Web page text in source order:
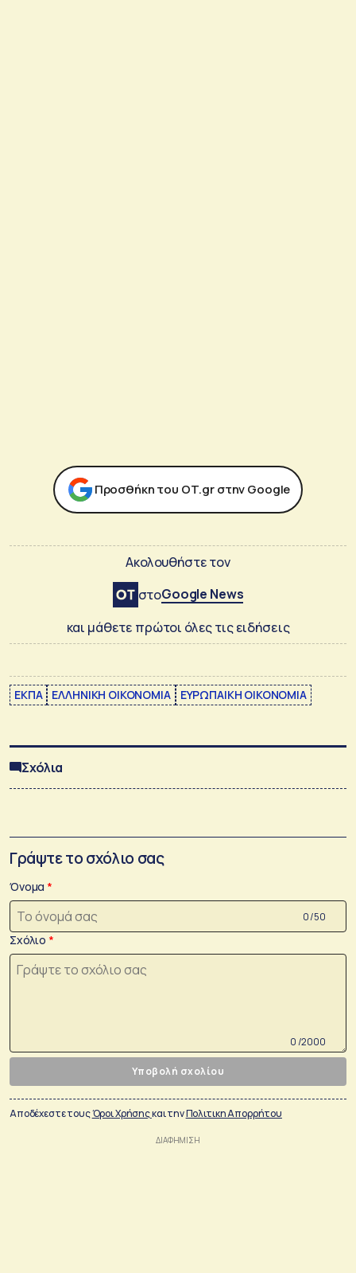
Προσθήκη του ΟΤ.gr στην Google
Ακολουθήστε τον
στοGoogle News
και μάθετε πρώτοι όλες τις ειδήσεις
ΕΚΠΑ ΕΛΛΗΝΙΚΗ ΟΙΚΟΝΟΜΙΑ ΕΥΡΩΠΑΙΚΗ ΟΙΚΟΝΟΜΙΑ
Σχόλια
Γράψτε το σχόλιο σας
Όνομα
0 /50
Σχόλιο
0 /2000
Υποβολή σχολίου
Αποδέχεστε τουςΌροι Χρήσηςκαι τηνΠολιτικη Απορρήτου